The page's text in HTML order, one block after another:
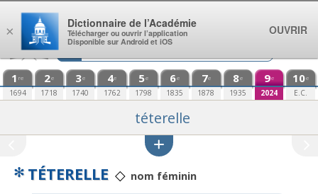
Aller au contenu
1 re
1694
2e
1718
3e
1740
4e
1762
5e
1798
6e
1835
7e
1878
8e
1935
9e
2024
10e
E.C.
téterelle
✻ TÉTERELLE ◇ nom féminin
×
Dictionnaire de l’Académie
Télécharger ou ouvrir l’application
Disponible sur Android et iOS
OUVRIR